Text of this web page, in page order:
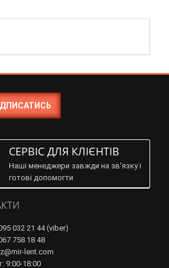
СЕРВІС ДЛЯ КЛІЄНТІВ
Наші менеджери завжди на зв'язку і
готові допомогти
032 21 44 (viber)
758 18 48
lent.com
9:00-18:00